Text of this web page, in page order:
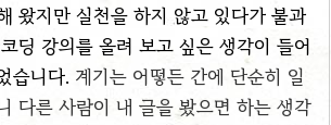
왔지만 실천을 하지 않고 있다가 불과
딩 강의를 올려 보고 싶은 생각이 들어
습니다. 계기는 어떻든 간에 단순히 일
다른 사람이 내 글을 봤으면 하는 생각